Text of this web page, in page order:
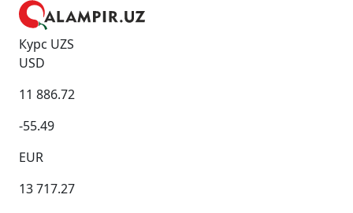
Курс UZS
USD
11 886.72
-55.49
EUR
13 717.27